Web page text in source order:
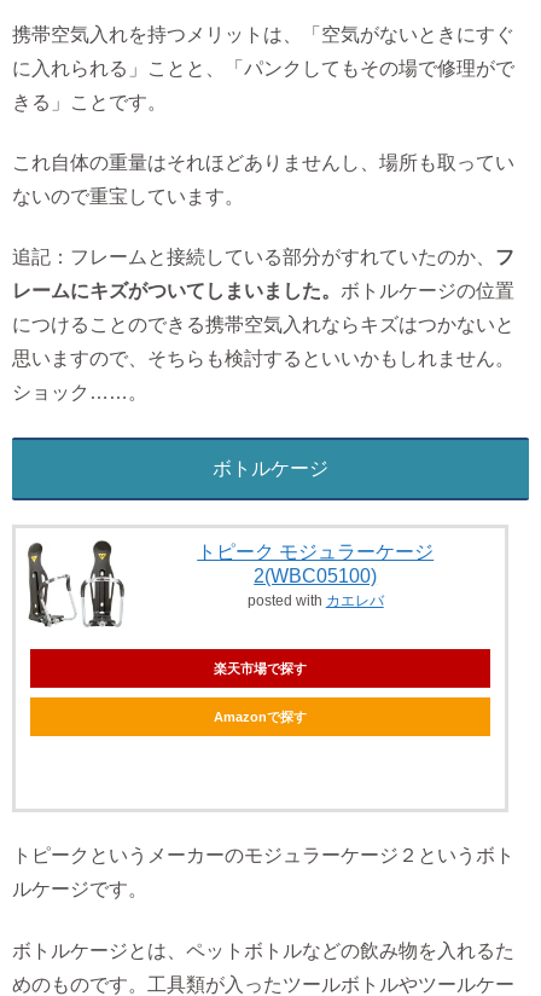
携帯空気入れを持つメリットは、「空気がないときにすぐ
に入れられる」ことと、「パンクしてもその場で修理がで
きる」ことです。
これ自体の重量はそれほどありませんし、場所も取ってい
ないので重宝しています。
追記：フレームと接続している部分がすれていたのか、 フ
レームにキズがついてしまいました。 ボトルケージの位置
につけることのできる携帯空気入れならキズはつかないと
思いますので、そちらも検討するといいかもしれません。
ショック……。
ボトルケージ
トピーク モジュラーケージ
2(WBC05100)
posted with カエレバ
楽天市場で探す
Amazonで探す
トピークというメーカーのモジュラーケージ２というボト
ルケージです。
ボトルケージとは、ペットボトルなどの飲み物を入れるた
めのものです。工具類が入ったツールボトルやツールケー